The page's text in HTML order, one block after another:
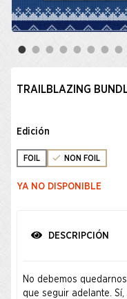
TRAILBLAZING
Edición
FOIL NON FOIL
YA NO DISPONIBLE
DESCRIPCIÓN
No debemos
que seguir adelante.